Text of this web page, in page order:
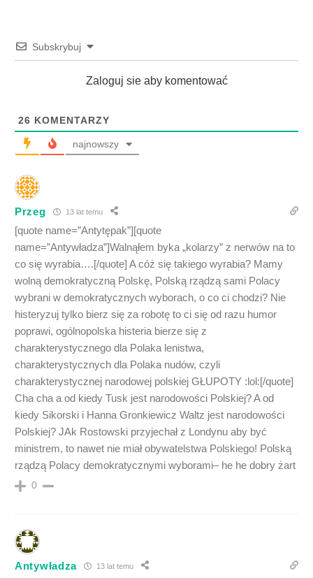
Subskrybuj
Zaloguj sie aby komentować
26 KOMENTARZY
najnowszy
Przeg 13 lat temu
[quote name=”Antytępak”][quote
name=”Antywładza”]Walnąłem byka „kolarzy” z nerwów na to
co się wyrabia….[/quote] A cóż się takiego wyrabia? Mamy
wolną demokratyczną Polskę, Polską rządzą sami Polacy
wybrani w demokratycznych wyborach, o co ci chodzi? Nie
histeryzuj tylko bierz się za robotę to ci się od razu humor
poprawi, ogólnopolska histeria bierze się z
charakterystycznego dla Polaka lenistwa,
charakterystycznych dla Polaka nudów, czyli
charakterystycznej narodowej polskiej GŁUPOTY :lol:[/quote]
Cha cha a od kiedy Tusk jest narodowości Polskiej? A od
kiedy Sikorski i Hanna Gronkiewicz Waltz jest narodowości
Polskiej? JAk Rostowski przyjechał z Londynu aby być
ministrem, to nawet nie miał obywatelstwa Polskiego! Polską
rządzą Polacy demokratycznymi wyborami– he he dobry żart
0
Antywładza 13 lat temu